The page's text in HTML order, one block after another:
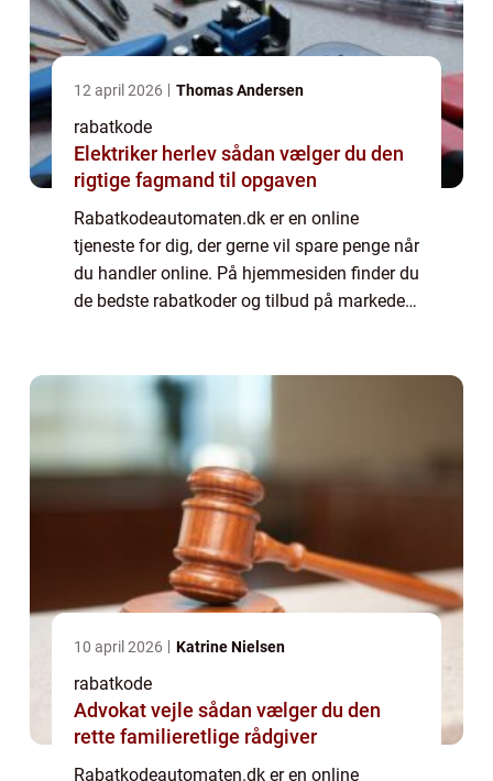
12 april 2026 Thomas Andersen
rabatkode
Elektriker herlev sådan vælger du den
rigtige fagmand til opgaven
Rabatkodeautomaten.dk er en online
tjeneste for dig, der gerne vil spare penge når
du handler online. På hjemmesiden finder du
de bedste rabatkoder og tilbud på markedet
10 april 2026 Katrine Nielsen
rabatkode
Advokat vejle sådan vælger du den
rette familieretlige rådgiver
Rabatkodeautomaten.dk er en online